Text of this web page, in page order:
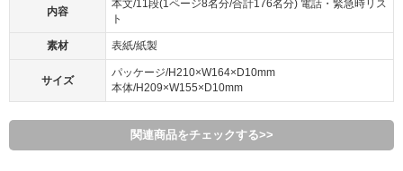
内容
本文/11段(1ページ8名分/合計176名分) 電話・緊急時リス
ト
素材 表紙/紙製
サイズ
パッケージ/H210×W164×D10mm
本体/H209×W155×D10mm
関連商品をチェックする>>